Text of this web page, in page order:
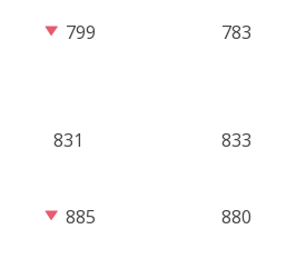
799 783
831 833
885 880